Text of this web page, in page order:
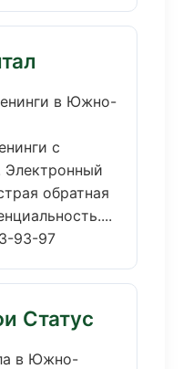
в Южно-
с
Электронный
обратная
93-97
Статус
в Южно-